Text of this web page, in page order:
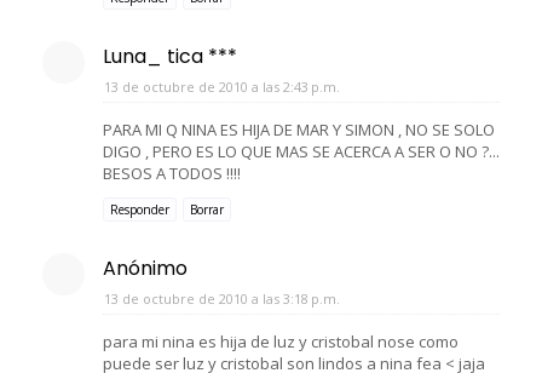
Luna_ tica ***
13 de octubre de 2010 a las 2:43 p.m.
PARA MI Q NINA ES HIJA DE MAR Y SIMON , NO SE SOLO
DIGO , PERO ES LO QUE MAS SE ACERCA A SER O NO ?...
BESOS A TODOS !!!!
Responder Borrar
Anónimo
13 de octubre de 2010 a las 3:18 p.m.
para mi nina es hija de luz y cristobal nose como
puede ser luz y cristobal son lindos a nina fea < jaja